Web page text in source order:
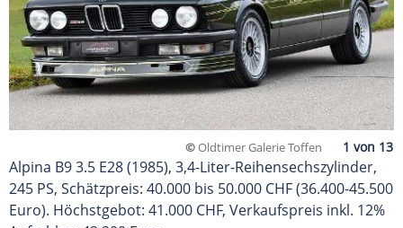
©Oldtimer Galerie Toffen
Alpina B9 3.5 E28 (1985), 3,4-Liter-Reihensechszylinder,
245 PS, Schätzpreis: 40.000 bis 50.000 CHF (36.400-45.500
Euro). Höchstgebot: 41.000 CHF, Verkaufspreis inkl. 12%